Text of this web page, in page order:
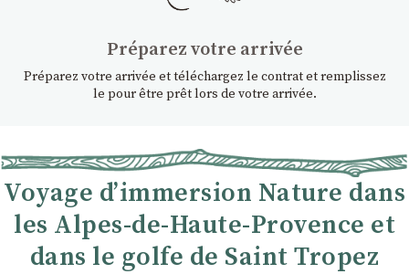
Préparez votre arrivée
Préparez votre arrivée et téléchargez le contrat et remplissez
le pour être prêt lors de votre arrivée.
Voyage d’immersion Nature dans
les Alpes-de-Haute-Provence et
dans le golfe de Saint Tropez